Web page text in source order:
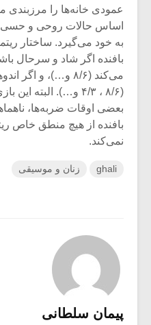
عمودی خانه‌ها را مرزبندی
اساس حالات روحی و حسی
به خود می‌گیرد. ساختار
بافنده اگر شاد و سرحال
می‌کند (۸/۶ و…)، و
(۸/۶ ، ۴/۳ و…). البته
بعضی اوقات ضربه‌ها،
بافنده از هیچ منطق خاص
نمی‌کند.
ghali زنان و موسیقی
پیمان سلطانی